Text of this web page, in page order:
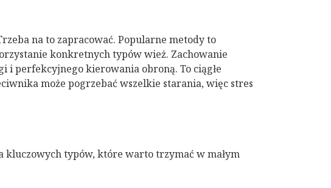
na to zapracować. Popularne metody to
konkretnych typów wież. Zachowanie
i perfekcyjnego kierowania obroną. To ciągłe
może pogrzebać wszelkie starania, więc stres
kluczowych typów, które warto trzymać w małym